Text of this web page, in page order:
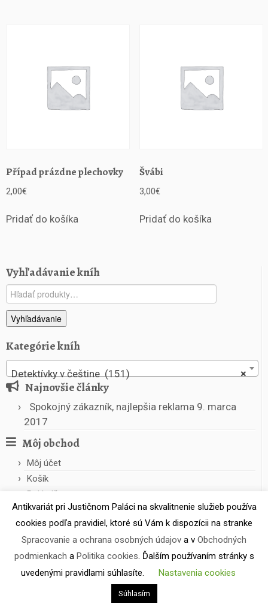
Případ prázdne plechovky
2,00€
Pridať do košíka
Švábi
3,00€
Pridať do košíka
Vyhľadávanie kníh
Hľadať:
Vyhľadávanie
Kategórie kníh
×
Detektívky v češtine (151)
Najnovšie články
Spokojný zákazník, najlepšia reklama 9. marca
2017
Môj obchod
Môj účet
Košík
Pokladňa
Antikvariát pri Justičnom Paláci
Designed with theCustomizr theme
Antikvariát pri Justičnom Paláci na skvalitnenie služieb používa
cookies podľa pravidiel, ktoré sú Vám k dispozícii na stranke
Spracovanie a ochrana osobných údajov a v Obchodných
podmienkach a Politika cookies. Ďalším používaním stránky s
uvedenými pravidlami súhlasíte.
Nastavenia cookies
Súhlasím